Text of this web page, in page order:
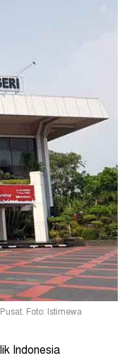
Foto: Istimewa
Indonesia